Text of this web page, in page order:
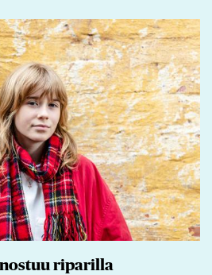
riparilla